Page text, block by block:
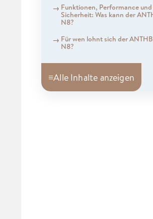
Funktionen, Performance und
Sicherheit: Was kann der
N8?
Für wen lohnt sich der
N8?
≡Alle Inhalte anzeigen